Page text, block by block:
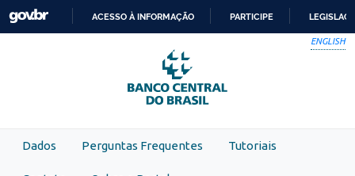
Skip to main content
PARA
O
CONTEÚDO
ACESSO À INFORMAÇÃO PARTICIPE
ENGLISH
Dados Perguntas Frequentes Tutoriais